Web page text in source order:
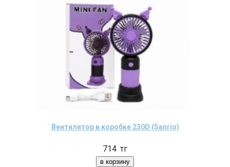
Вентилятор в коробке 230D (Sanrio)
714 тг